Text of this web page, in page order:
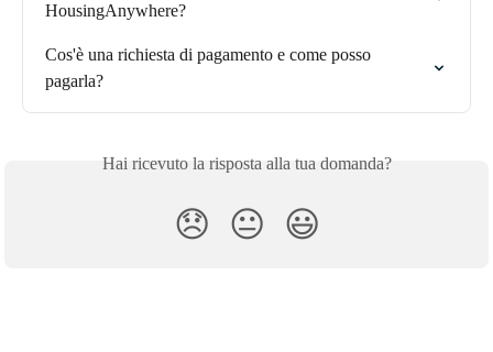
HousingAnywhere?
Cos'è una richiesta di pagamento e come posso
pagarla?
Hai ricevuto la risposta alla tua domanda?
😞 😐 😃